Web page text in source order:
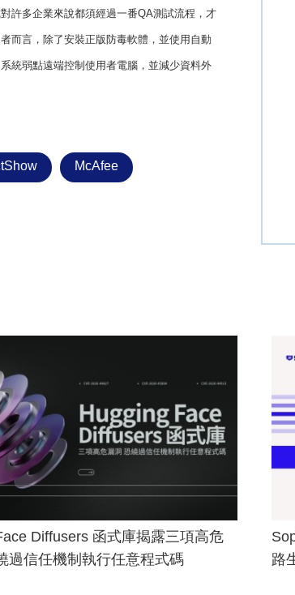
許多企業來說都須經過一番QA測試流程，才
而言，除了安裝正版防毒軟體，並使用自動
統弱點遠端控制使用者電腦，並減少資料外
McAfee
Diffusers 函式庫揭露三項高危
過信任機制執行任意程式碼
路